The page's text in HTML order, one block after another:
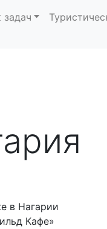
задач
в Нагарии
Кафе»